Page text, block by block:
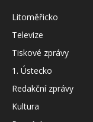
Litoměřicko
Televize
Tiskové zprávy
1. Ústecko
Redakční zprávy
Kultura